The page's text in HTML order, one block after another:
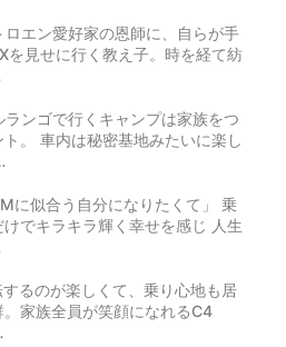
ロエン愛好家の恩師に、自らが手
を見せに行く教え子。時を経て紡
ランゴで行くキャンプは家族をつ
ト。 車内は秘密基地みたいに楽し
に似合う自分になりたくて」 乗
けでキラキラ輝く幸せを感じ 人生
するのが楽しくて、乗り心地も居
。家族全員が笑顔になれるC4